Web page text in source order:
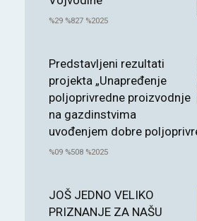
%29 %827 %2025
Predstavljeni rezultati
projekta „Unapređenje
poljoprivredne proizvodnje
na gazdinstvima
uvođenjem dobre
%09 %508 %2025
JOŠ JEDNO VELIKO
PRIZNANJE ZA NAŠU